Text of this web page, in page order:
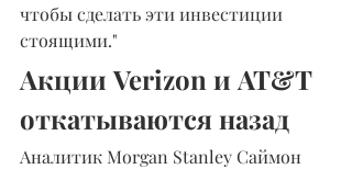
чтобы сделать эти инвестиции
стоящими."
Акции Verizon и AT&T
откатываются назад
Аналитик Morgan Stanley Саймон